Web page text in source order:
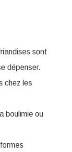
sont
dépenser.
chez les
boulimie ou